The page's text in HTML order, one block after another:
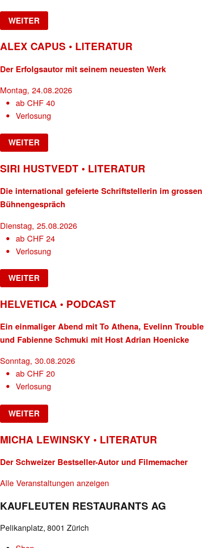
WEITER
ALEX CAPUS • LITERATUR
Der Erfolgsautor mit seinem neuesten Werk
Montag, 24.08.2026
abCHF 40
Verlosung
WEITER
SIRI HUSTVEDT • LITERATUR
Die international gefeierte Schriftstellerin im grossen
Bühnengespräch
Dienstag, 25.08.2026
abCHF 24
Verlosung
WEITER
HELVETICA • PODCAST
Ein einmaliger Abend mit To Athena, Evelinn Trouble
und Fabienne Schmuki mit Host Adrian Hoenicke
Sonntag, 30.08.2026
abCHF 20
Verlosung
WEITER
MICHA LEWINSKY • LITERATUR
Der Schweizer Bestseller-Autor und Filmemacher
Alle Veranstaltungen anzeigen
KAUFLEUTEN RESTAURANTS AG
Pelikanplatz, 8001 Zürich